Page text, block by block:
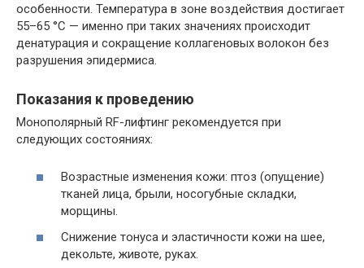
особенности. Температура в зоне воздействия достигает
55–65 °C — именно при таких значениях происходит
денатурация и сокращение коллагеновых волокон без
разрушения эпидермиса.
Показания к проведению
Монополярный RF-лифтинг рекомендуется при
следующих состояниях:
Возрастные изменения кожи: птоз (опущение)
тканей лица, брыли, носогубные складки,
морщины.
Снижение тонуса и эластичности кожи на шее,
декольте, животе, руках.